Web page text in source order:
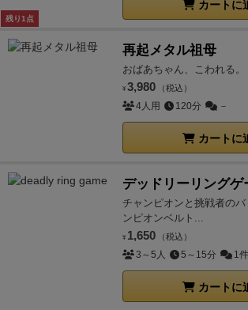
残り1点
カートに
再起メタル祖母
おばあちゃん、こわれる。
¥ 3,980 （税込）
4人用 120分 －
カートに
デッドリーリングゲ
チャンピオンと挑戦者の
ンピオンベルト...
¥ 1,650 （税込）
3～5人 5～15分 1件
カートに